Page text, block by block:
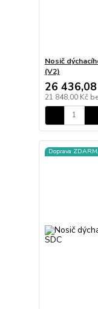
Nosič
(V2)
26 436,08
21 848,00 Kč
Doprava